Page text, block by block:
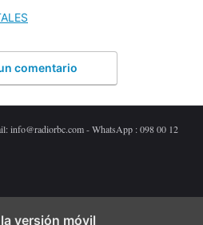
comentario
info@radiorbc.com - WhatsApp : 098 00 12
versión móvil